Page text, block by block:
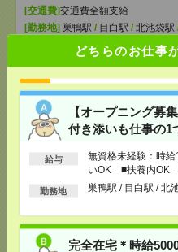
どちらのお仕事
【オープニング募
付き添いも仕事の1
給与
無資格未経験：時
いOK ■扶養内OK
以上
勤務地 巣鴨駅 / 目白駅 / 北
完全在宅＊時給
[交通費]交通費全額支給
[勤務地] 巣鴨駅 / 目白駅 / 北池袋駅
完全在宅＊時給5000円！
験関連[派遣]
[給 与]
時給5000円 月収例 75
実働7h×週5日×4週+残業10h ※月
のではありません。※給与即受取
（利用条件有）
1ヶ月3万円を上限として
[月収例]30万円～
分/高輪ゲートウェイ駅